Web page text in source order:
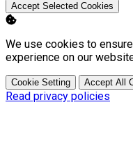
Accept Selected Cookies
We use cookies to
experience on our
Cookie Setting Accept All
Read privacy policies